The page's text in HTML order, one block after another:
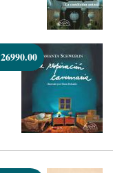
26990.00